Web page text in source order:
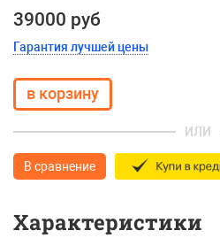
39000 руб
Гарантия лучшей цены
ИЛИ
В сравнение
Характеристики